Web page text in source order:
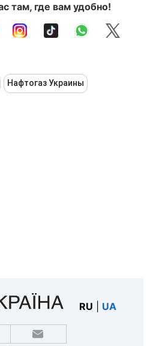
там, где вам удобно!
Нафтогаз Украины
RU UA